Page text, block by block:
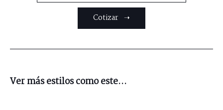
Cotizar ➝
Ver más estilos como este...